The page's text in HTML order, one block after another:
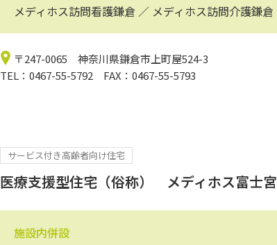
メディホス訪問看護鎌倉 ／ メディホス訪問介護鎌倉
〒247-0065 神奈川県鎌倉市上町屋524-3
TEL：0467-55-5792 FAX：0467-55-5793
サービス付き高齢者向け住宅
医療支援型住宅（俗称） メディホス富士宮
施設内併設